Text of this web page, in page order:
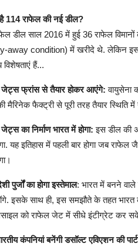
114 राफेल की नई डील?
डील साल 2016 में हुई 36 राफेल
away condition) में खरीदे थे. लेकिन इस
हैं...
फ्रांस से तैयार होकर आएंगे: वायुसेना
मैरिनेक फैक्ट्री से पूरी तरह तैयार
का निर्माण भारत में होगा: इस डील की
यह इतिहास में पहली बार होगा जब
पुर्जों का होगा इस्तेमाल: भारत में बनने वाले
इसके साथ ही, इस समझौते के तहत
को राफेल जेट में सीधे इंटीग्रेट कर
कंपनियां बनेंगी डसॉल्ट एविएशन की